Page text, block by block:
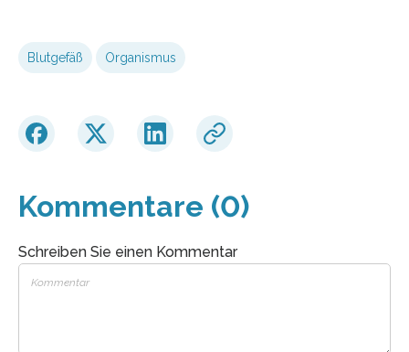
Blutgefäß Organismus
Kommentare (0)
Schreiben Sie einen Kommentar